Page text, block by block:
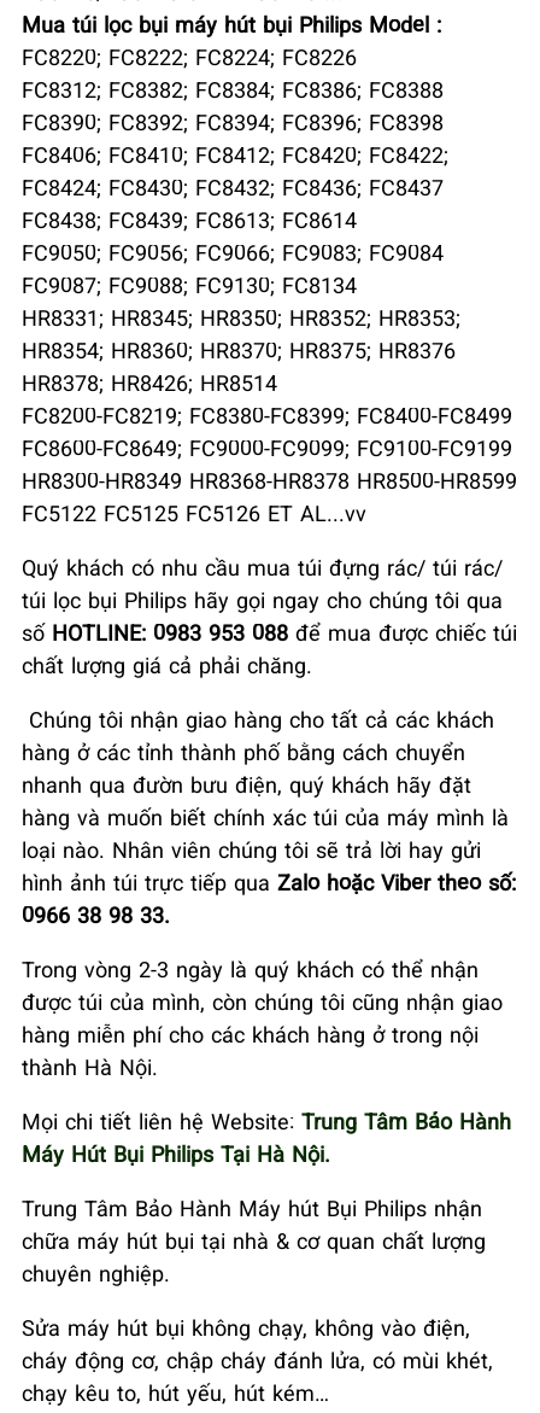
Mua túi lọc bụi máy hút bụi Philips Model :
FC8220; FC8222; FC8224; FC8226
FC8312; FC8382; FC8384; FC8386; FC8388
FC8390; FC8392; FC8394; FC8396; FC8398
FC8406; FC8410; FC8412; FC8420; FC8422;
FC8424; FC8430; FC8432; FC8436; FC8437
FC8438; FC8439; FC8613; FC8614
FC9050; FC9056; FC9066; FC9083; FC9084
FC9087; FC9088; FC9130; FC8134
HR8331; HR8345; HR8350; HR8352; HR8353;
HR8354; HR8360; HR8370; HR8375; HR8376
HR8378; HR8426; HR8514
FC8200-FC8219; FC8380-FC8399; FC8400-FC8499
FC8600-FC8649; FC9000-FC9099; FC9100-FC9199
HR8300-HR8349 HR8368-HR8378 HR8500-HR8599
FC5122 FC5125 FC5126 ET AL...vv
Quý khách có nhu cầu mua túi đựng rác/ túi rác/
túi lọc bụi Philips hãy gọi ngay cho chúng tôi qua
số HOTLINE: 0983 953 088 để mua được chiếc túi
chất lượng giá cả phải chăng.
Chúng tôi nhận giao hàng cho tất cả các khách
hàng ở các tỉnh thành phố bằng cách chuyển
nhanh qua đườn bưu điện, quý khách hãy đặt
hàng và muốn biết chính xác túi của máy mình là
loại nào. Nhân viên chúng tôi sẽ trả lời hay gửi
hình ảnh túi trực tiếp qua Zalo hoặc Viber theo số:
0966 38 98 33.
Trong vòng 2-3 ngày là quý khách có thể nhận
được túi của mình, còn chúng tôi cũng nhận giao
hàng miễn phí cho các khách hàng ở trong nội
thành Hà Nội.
Mọi chi tiết liên hệ Website: Trung Tâm Bảo Hành
Máy Hút Bụi Philips Tại Hà Nội.
Trung Tâm Bảo Hành Máy hút Bụi Philips nhận
chữa máy hút bụi tại nhà & cơ quan chất lượng
chuyên nghiệp.
Sửa máy hút bụi không chạy, không vào điện,
cháy động cơ, chập cháy đánh lửa, có mùi khét,
chạy kêu to, hút yếu, hút kém…